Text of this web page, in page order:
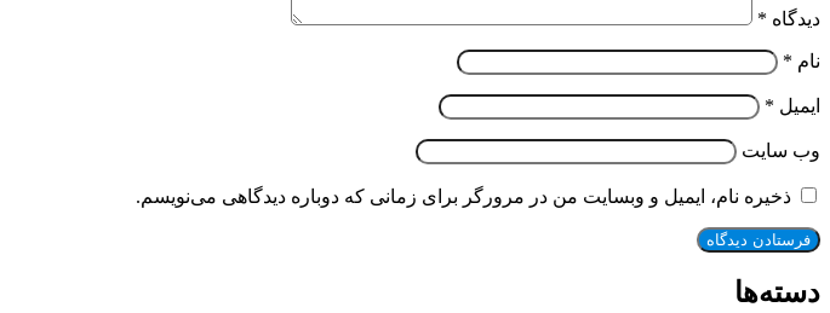
دیدگاه *
نام *
ایمیل *
وب‌ سایت
ذخیره نام، ایمیل و وبسایت من در مرورگر برای زمانی که دوباره دیدگاهی می‌نویسم.
دسته‌ها